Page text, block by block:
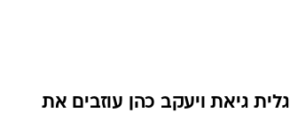
גיאת ויעקב כהן עוזבים את